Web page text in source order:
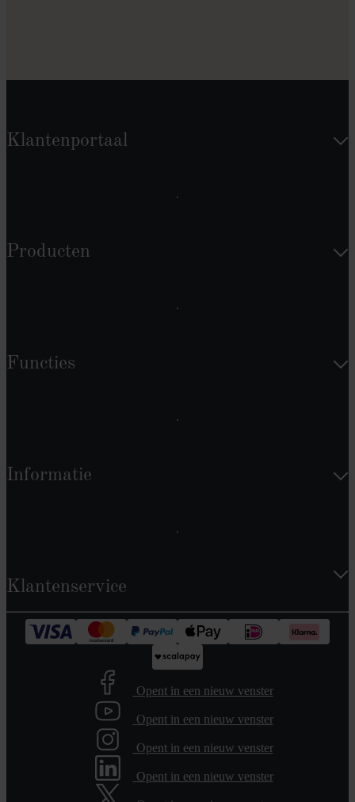
Klantenportaal
Producten
Functies
Informatie
Klantenservice
Opent in een nieuw venster
Opent in een nieuw venster
Opent in een nieuw venster
Opent in een nieuw venster